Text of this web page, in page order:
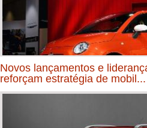
Novos lançamentos e
reforçam estratégia de mobil...